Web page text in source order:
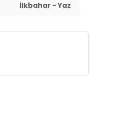
İlkbahar - Yaz